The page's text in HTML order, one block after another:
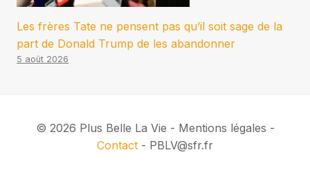
Les frères Tate ne pensent pas qu’il soit sage de la
part de Donald Trump de les abandonner
5 août 2026
© 2026 Plus Belle La Vie - Mentions légales -
Contact - PBLV@sfr.fr